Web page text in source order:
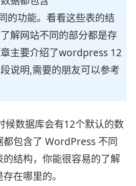
的功能。看看这些表的结
解网站不同的部分都是存
主要介绍了wordpress 12
说明,需要的朋友可以参考
数据库会有12个默认的数
都包含了 WordPress 不同
结构，你能很容易的了解
在哪里的。